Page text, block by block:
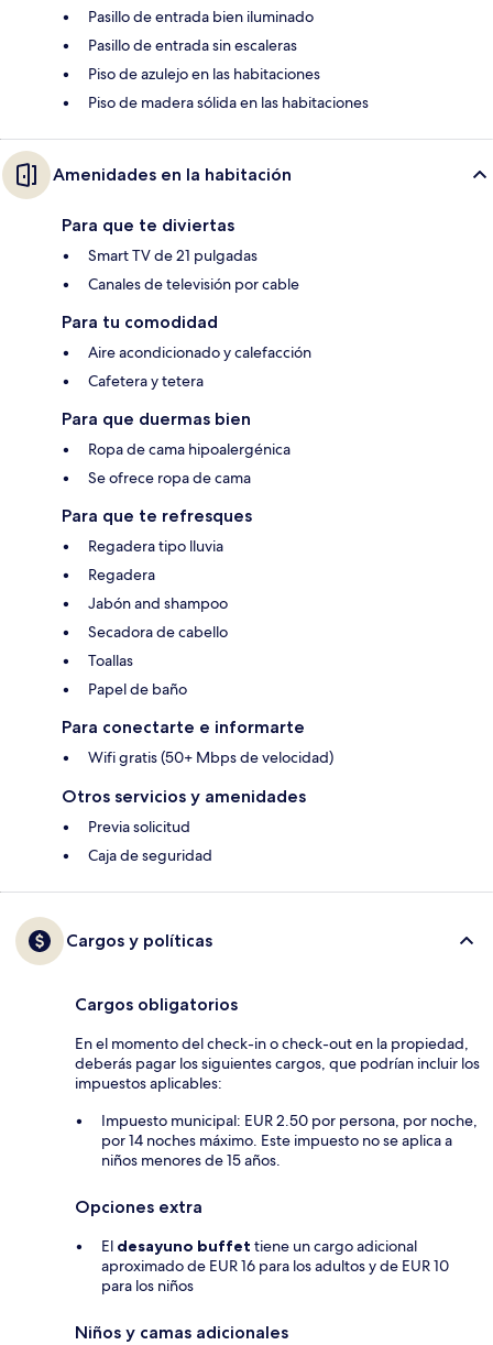
Pasillo de entrada bien iluminado
Pasillo de entrada sin escaleras
Piso de azulejo en las habitaciones
Piso de madera sólida en las habitaciones
Amenidades en la habitación
Para que te diviertas
Smart TV de 21 pulgadas
Canales de televisión por cable
Para tu comodidad
Aire acondicionado y calefacción
Cafetera y tetera
Para que duermas bien
Ropa de cama hipoalergénica
Se ofrece ropa de cama
Para que te refresques
Regadera tipo lluvia
Regadera
Jabón and shampoo
Secadora de cabello
Toallas
Papel de baño
Para conectarte e informarte
Wifi gratis (50+ Mbps de velocidad)
Otros servicios y amenidades
Previa solicitud
Caja de seguridad
Cargos y políticas
Cargos obligatorios
En el momento del check-in o check-out en la propiedad,
deberás pagar los siguientes cargos, que podrían incluir los
impuestos aplicables:
Impuesto municipal: EUR 2.50 por persona, por noche,
por 14 noches máximo. Este impuesto no se aplica a
niños menores de 15 años.
Opciones extra
El desayuno buffet tiene un cargo adicional
aproximado de EUR 16 para los adultos y de EUR 10
para los niños
Niños y camas adicionales